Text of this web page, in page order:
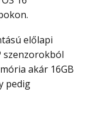
szenzorokból
akár 16GB
pedig